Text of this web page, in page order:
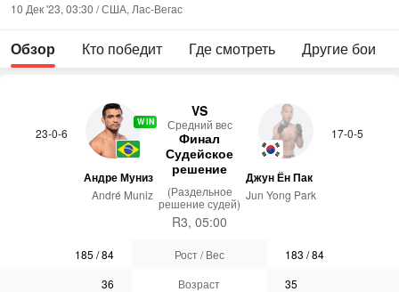
10 Дек '23, 03:30 / США, Лас-Вегас
Обзор Кто победит Где смотреть Другие бои
23-0-6
WIN
Андре Муниз
André Muniz
VS
Сред­ний вес
Финал
Судейское
решение
(Раздельное
решение судей)
R3, 05:00
17-0-5
Джун Ён Пак
Jun Yong Park
185 /84
36
Рост / Вес
Возраст
183 /84
35